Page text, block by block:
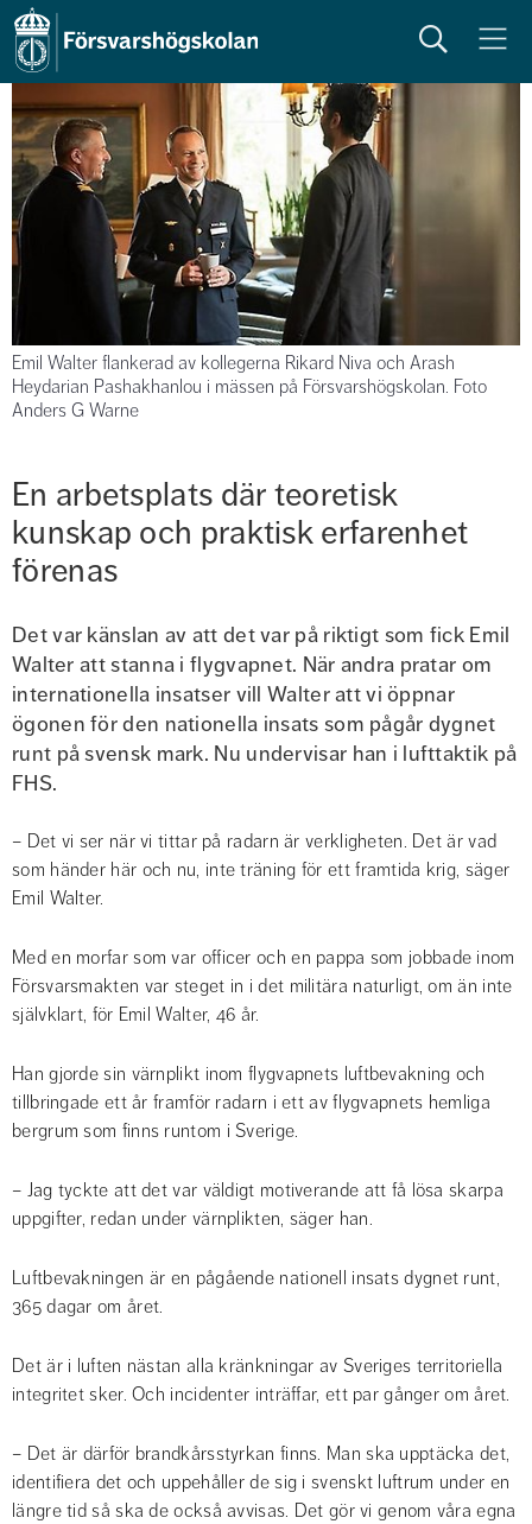
Sök Meny
Emil Walter flankerad av kollegerna Rikard Niva och Arash
Heydarian Pashakhanlou i mässen på Försvarshögskolan. Foto
Anders G Warne
En arbetsplats där teoretisk
kunskap och praktisk erfarenhet
förenas
Det var känslan av att det var på riktigt som fick Emil
Walter att stanna i flygvapnet. När andra pratar om
internationella insatser vill Walter att vi öppnar
ögonen för den nationella insats som pågår dygnet
runt på svensk mark. Nu undervisar han i lufttaktik på
FHS.
– Det vi ser när vi tittar på radarn är verkligheten. Det är vad
som händer här och nu, inte träning för ett framtida krig, säger
Emil Walter.
Med en morfar som var officer och en pappa som jobbade inom
Försvarsmakten var steget in i det militära naturligt, om än inte
självklart, för Emil Walter, 46 år.
Han gjorde sin värnplikt inom flygvapnets luftbevakning och
tillbringade ett år framför radarn i ett av flygvapnets hemliga
bergrum som finns runtom i Sverige.
– Jag tyckte att det var väldigt motiverande att få lösa skarpa
uppgifter, redan under värnplikten, säger han.
Luftbevakningen är en pågående nationell insats dygnet runt,
365 dagar om året.
Det är i luften nästan alla kränkningar av Sveriges territoriella
integritet sker. Och incidenter inträffar, ett par gånger om året.
– Det är därför brandkårsstyrkan finns. Man ska upptäcka det,
identifiera det och uppehåller de sig i svenskt luftrum under en
längre tid så ska de också avvisas. Det gör vi genom våra egna